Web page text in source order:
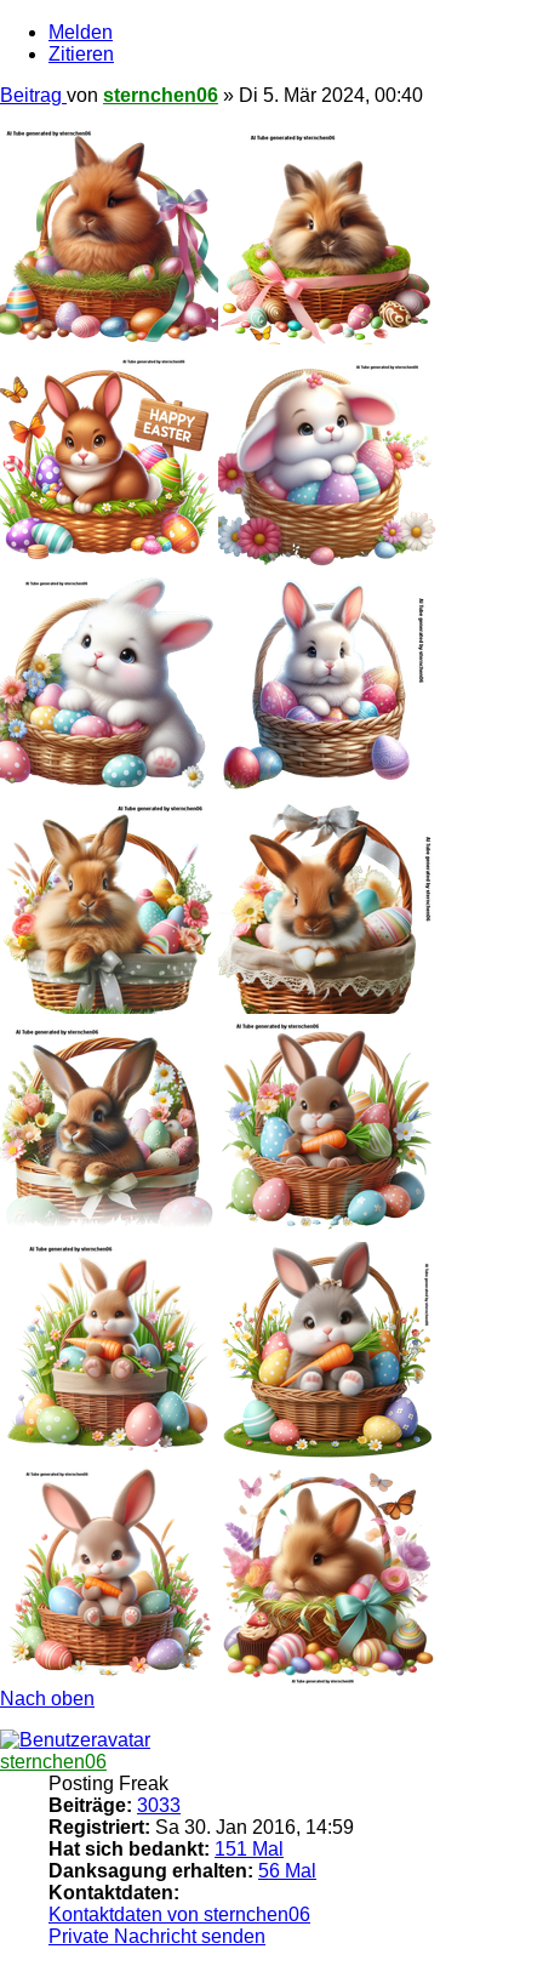
Melden
Zitieren
Beitrag von sternchen06 » Di 5. Mär 2024, 00:40
Nach oben
sternchen06
Posting Freak
Beiträge: 3033
Registriert: Sa 30. Jan 2016, 14:59
Hat sich bedankt: 151 Mal
Danksagung erhalten: 56 Mal
Kontaktdaten:
Kontaktdaten von sternchen06
Private Nachricht senden